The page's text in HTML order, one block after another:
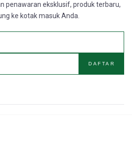
penawaran eksklusif, produk terbaru,
ke kotak masuk Anda.
DAFTAR